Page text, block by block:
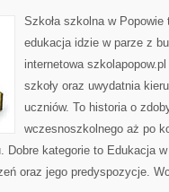
Szkoła szkolna w
edukacja idzie w parze z
internetowa
szkoły oraz uwydatnia
uczniów. To historia o
wczesnoszkolnego aż po
kategorie to Edukacja
oraz jego predyspozycje.